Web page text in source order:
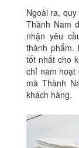
Ngoài ra,
Thành Nam
nhận yêu
thành phẩm.
tốt nhất cho
chỉ nam hoạt
mà Thành
khách hàng.